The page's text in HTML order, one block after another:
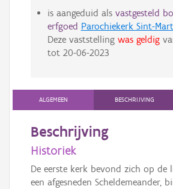
is aangeduid als vastgesteld
erfgoed Parochiekerk Sint-
Deze vaststelling was geldig
tot 20-06-2023
ALGEMEEN BESCHRIJVING
Beschrijving
Historiek
De eerste kerk bevond zich op de
een afgesneden Scheldemeander,